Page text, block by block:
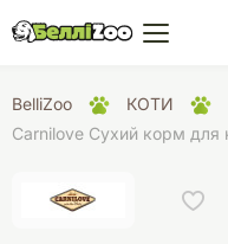
BelliZoo
КОТИ
Carnilove Сухий корм для